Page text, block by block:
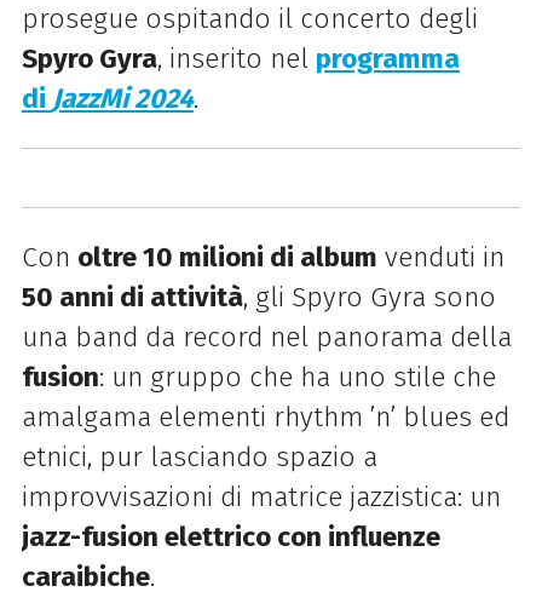
prosegue ospitando il concerto degli
Spyro Gyra, inserito nel programma
di JazzMi 2024.
Con oltre 10 milioni di album venduti in
50 anni di attività, gli Spyro Gyra sono
una band da record nel panorama della
fusion: un gruppo che ha uno stile che
amalgama elementi rhythm ’n’ blues ed
etnici, pur lasciando spazio a
improvvisazioni di matrice jazzistica: un
jazz-fusion elettrico con influenze
caraibiche.